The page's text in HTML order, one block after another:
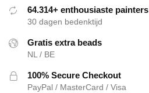
64.314+ enthousiaste painters
30 dagen bedenktijd
Gratis extra beads
NL / BE
100% Secure Checkout
PayPal / MasterCard / Visa